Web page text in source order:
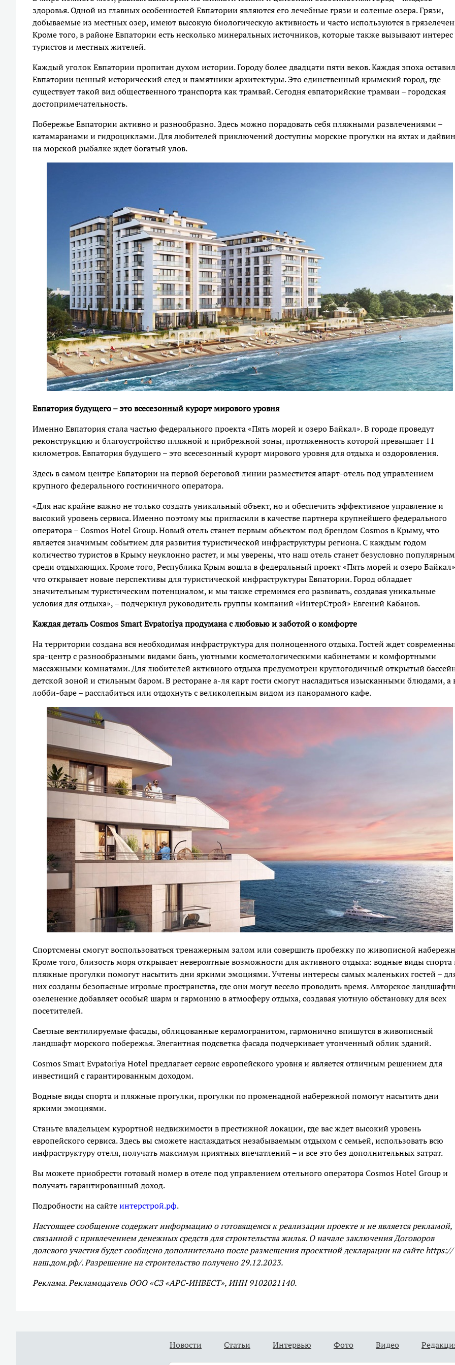
здоровья. Одной из главных особенностей Евпатории являются его лечебные грязи и соленые озера. Грязи,
добываемые из местных озер, имеют высокую биологическую активность и часто используются в
Кроме того, в районе Евпатории есть несколько минеральных источников, которые также вызывают интерес
туристов и местных жителей.
Каждый уголок Евпатории пропитан духом истории. Городу более двадцати пяти веков. Каждая эпоха
Евпатории ценный исторический след и памятники архитектуры. Это единственный крымский город, где
существует такой вид общественного транспорта как трамвай. Сегодня евпаторийские трамваи – городская
достопримечательность.
Побережье Евпатории активно и разнообразно. Здесь можно порадовать себя пляжными развлечениями –
катамаранами и гидроциклами. Для любителей приключений доступны морские прогулки на яхтах и
на морской рыбалке ждет богатый улов.
Евпатория будущего – это всесезонный курорт мирового уровня
Именно Евпатория стала частью федерального проекта «Пять морей и озеро Байкал». В городе проведут
реконструкцию и благоустройство пляжной и прибрежной зоны, протяженность которой превышает 11
километров. Евпатория будущего – это всесезонный курорт мирового уровня для отдыха и оздоровления.
Здесь в самом центре Евпатории на первой береговой линии разместится апарт-отель под управлением
крупного федерального гостиничного оператора.
«Для нас крайне важно не только создать уникальный объект, но и обеспечить эффективное управление и
высокий уровень сервиса. Именно поэтому мы пригласили в качестве партнера крупнейшего федерального
оператора – Cosmos Hotel Group. Новый отель станет первым объектом под брендом Cosmos в Крыму, что
является значимым событием для развития туристической инфраструктуры региона. С каждым годом
количество туристов в Крыму неуклонно растет, и мы уверены, что наш отель станет безусловно популярным
среди отдыхающих. Кроме того, Республика Крым вошла в федеральный проект «Пять морей и озеро
что открывает новые перспективы для туристической инфраструктуры Евпатории. Город обладает
значительным туристическим потенциалом, и мы также стремимся его развивать, создавая уникальные
условия для отдыха», – подчеркнул руководитель группы компаний «ИнтерСтрой» Евгений Кабанов.
Каждая деталь Cosmos Smart Evpatoriya продумана с любовью и заботой о комфорте
На территории создана вся необходимая инфраструктура для полноценного отдыха. Гостей ждет
spa-центр с разнообразными видами бань, уютными косметологическими кабинетами и комфортными
массажными комнатами. Для любителей активного отдыха предусмотрен круглогодичный открытый
детской зоной и стильным баром. В ресторане а-ля карт гости смогут насладиться изысканными блюдами, а
лобби-баре – расслабиться или отдохнуть с великолепным видом из панорамного кафе.
Спортсмены смогут воспользоваться тренажерным залом или совершить пробежку по живописной
Кроме того, близость моря открывает невероятные возможности для активного отдыха: водные виды спорта
пляжные прогулки помогут насытить дни яркими эмоциями. Учтены интересы самых маленьких гостей –
них созданы безопасные игровые пространства, где они могут весело проводить время. Авторское
озеленение добавляет особый шарм и гармонию в атмосферу отдыха, создавая уютную обстановку для всех
посетителей.
Светлые вентилируемые фасады, облицованные керамогранитом, гармонично впишутся в живописный
ландшафт морского побережья. Элегантная подсветка фасада подчеркивает утонченный облик зданий.
Cosmos Smart Evpatoriya Hotel предлагает сервис европейского уровня и является отличным решением для
инвестиций с гарантированным доходом.
Водные виды спорта и пляжные прогулки, прогулки по променадной набережной помогут насытить дни
яркими эмоциями.
Станьте владельцем курортной недвижимости в престижной локации, где вас ждет высокий уровень
европейского сервиса. Здесь вы сможете наслаждаться незабываемым отдыхом с семьей, использовать всю
инфраструктуру отеля, получать максимум приятных впечатлений – и все это без дополнительных затрат.
Вы можете приобрести готовый номер в отеле под управлением отельного оператора Cosmos Hotel Group и
получать гарантированный доход.
Подробности на сайтеинтерстрой.рф.
Настоящее сообщение содержит информацию о готовящемся к реализации проекте и не является рекламой,
связанной с привлечением денежных средств для строительства жилья. О начале заключения Договоров
долевого участия будет сообщено дополнительно после размещения проектной декларации на сайте https://
наш.дом.рф/. Разрешение на строительство получено 29.12.2023.
Реклама. Рекламодатель ООО «СЗ «АРС-ИНВЕСТ», ИНН 9102021140.
Новости Статьи Интервью Фото Видео